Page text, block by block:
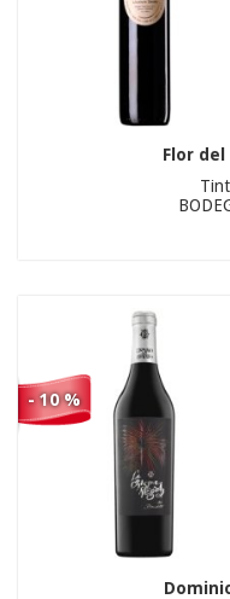
Flor del
- 10 %